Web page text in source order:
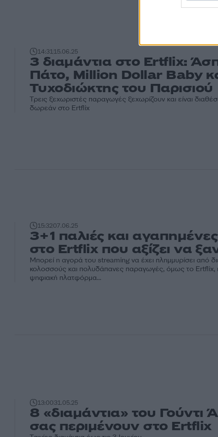
14:3115.06.25
3 διαμάντια στο Ertflix:
Πάτο, Million Dollar Baby
Τυχοδιώκτης του Παρισιού
Τρεις ξεχωριστές παραγωγές ξεχωρίζουν και είναι
δωρεάν στο Ertflix
15:3207.06.25
3+1 παλιές και
στο Ertflix που αξίζει να
Μπορεί η αγορά του streaming να έχει πλημμυρίσει από
κολοσσούς και πολυδάπανες παραγωγές, όμως το
ψηφιακή πλατφόρμα...
13:0031.05.25
8 «διαμάντια» του Γούντι
σας περιμένουν στο Ertflix